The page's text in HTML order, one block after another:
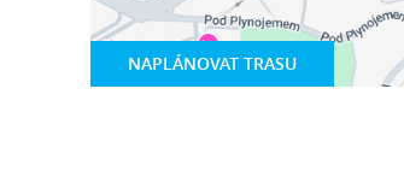
NAPLÁNOVAT TRASU